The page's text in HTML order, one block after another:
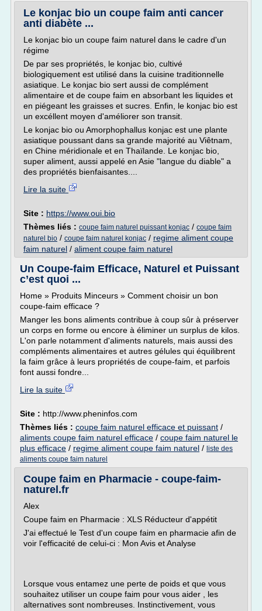
Le konjac bio un coupe faim anti cancer
anti diabète ...
Le konjac bio un coupe faim naturel dans le cadre d'un
régime
De par ses propriétés, le konjac bio, cultivé
biologiquement est utilisé dans la cuisine traditionnelle
asiatique. Le konjac bio sert aussi de complément
alimentaire et de coupe faim en absorbant les liquides et
en piégeant les graisses et sucres. Enfin, le konjac bio est
un excéllent moyen d'améliorer son transit.
Le konjac bio ou Amorphophallus konjac est une plante
asiatique poussant dans sa grande majorité au Viêtnam,
en Chine méridionale et en Thaïlande. Le konjac bio,
super aliment, aussi appelé en Asie "langue du diable" a
des propriétés bienfaisantes....
Lire la suite
Site : https://www.oui.bio
Thèmes liés : coupe faim naturel puissant konjac / coupe faim
naturel bio / coupe faim naturel konjac / regime aliment coupe
faim naturel / aliment coupe faim naturel
Un Coupe-faim Efficace, Naturel et Puissant
c’est quoi ...
Home » Produits Minceurs » Comment choisir un bon
coupe-faim efficace ?
Manger les bons aliments contribue à coup sûr à préserver
un corps en forme ou encore à éliminer un surplus de kilos.
L'on parle notamment d'aliments naturels, mais aussi des
compléments alimentaires et autres gélules qui équilibrent
la faim grâce à leurs propriétés de coupe-faim, et parfois
font aussi fondre...
Lire la suite
Site : http://www.pheninfos.com
Thèmes liés : coupe faim naturel efficace et puissant /
aliments coupe faim naturel efficace / coupe faim naturel le
plus efficace / regime aliment coupe faim naturel / liste des
aliments coupe faim naturel
Coupe faim en Pharmacie - coupe-faim-
naturel.fr
Alex
Coupe faim en Pharmacie : XLS Réducteur d'appétit
J'ai effectué le Test d'un coupe faim en pharmacie afin de
voir l'efficacité de celui-ci : Mon Avis et Analyse
Lorsque vous entamez une perte de poids et que vous
souhaitez utiliser un coupe faim pour vous aider , les
alternatives sont nombreuses. Instinctivement, vous